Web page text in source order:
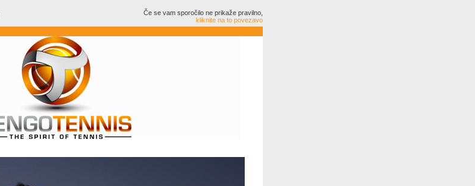
Če se vam sporočilo ne prikaže pravilno,
kliknite na to povezavo